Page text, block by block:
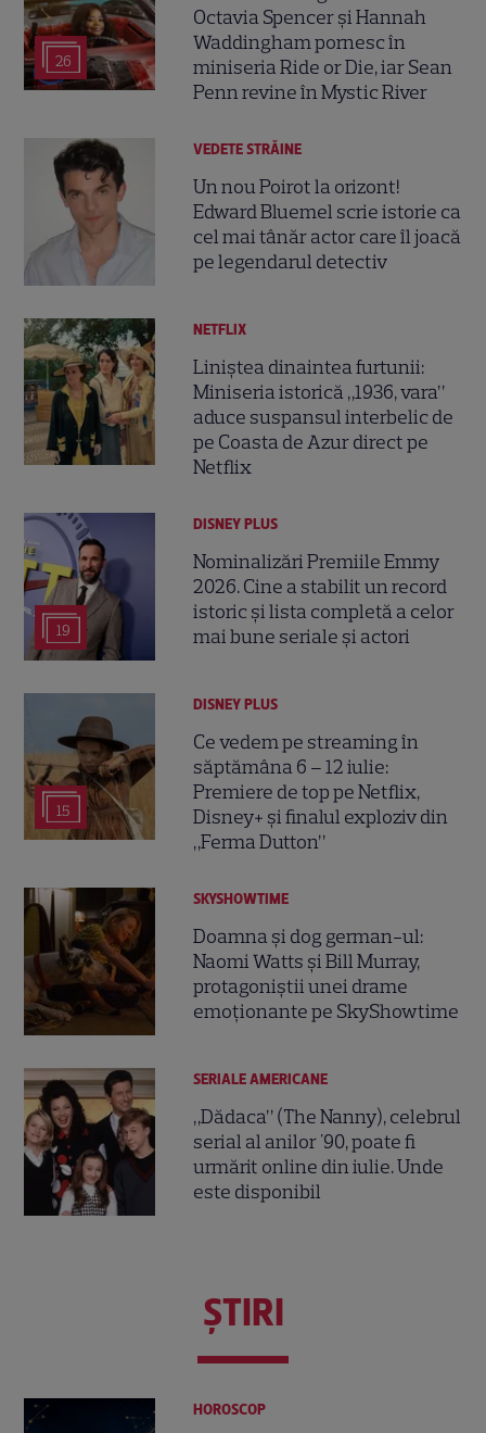
26
Octavia Spencer și Hannah
Waddingham pornesc în
miniseria Ride or Die, iar Sean
Penn revine în Mystic River
VEDETE STRĂINE
Un nou Poirot la orizont!
Edward Bluemel scrie istorie ca
cel mai tânăr actor care îl joacă
pe legendarul detectiv
NETFLIX
Liniștea dinaintea furtunii:
Miniseria istorică „1936, vara”
aduce suspansul interbelic de
pe Coasta de Azur direct pe
Netflix
19
DISNEY PLUS
Nominalizări Premiile Emmy
2026. Cine a stabilit un record
istoric și lista completă a celor
mai bune seriale și actori
15
DISNEY PLUS
Ce vedem pe streaming în
săptămâna 6 – 12 iulie:
Premiere de top pe Netflix,
Disney+ și finalul exploziv din
„Ferma Dutton”
SKYSHOWTIME
Doamna și dog german-ul:
Naomi Watts și Bill Murray,
protagoniștii unei drame
emoționante pe SkyShowtime
SERIALE AMERICANE
„Dădaca” (The Nanny), celebrul
serial al anilor '90, poate fi
urmărit online din iulie. Unde
este disponibil
ŞTIRI
HOROSCOP